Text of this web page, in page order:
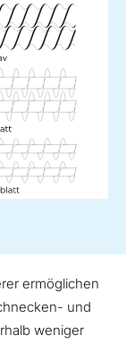
ermöglichen
und
weniger